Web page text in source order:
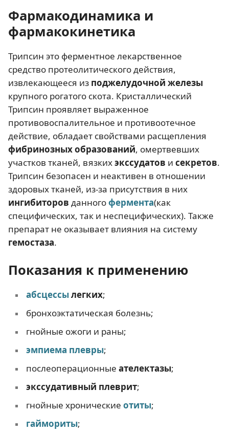
Фармакодинамика и
фармакокинетика
Трипсин это ферментное лекарственное
средство протеолитического действия,
извлекающееся из поджелудочной железы
крупного рогатого скота. Кристаллический
Трипсин проявляет выраженное
противовоспалительное и противоотечное
действие, обладает свойствами расщепления
фибринозных образований, омертвевших
участков тканей, вязкихэкссудатов и секретов.
Трипсин безопасен и неактивен в отношении
здоровых тканей, из-за присутствия в них
ингибиторов данногофермента(как
специфических, так и неспецифических). Также
препарат не оказывает влияния на систему
гемостаза.
Показания к применению
абсцессылегких;
бронхоэктатическая болезнь;
гнойные ожоги и раны;
эмпиема плевры;
послеоперационные ателектазы;
экссудативный плеврит;
гнойные хронические отиты;
гаймориты;